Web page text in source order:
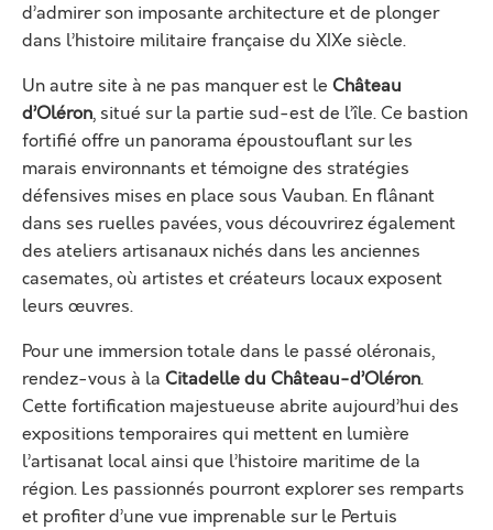
d’admirer son imposante architecture et de plonger
dans l’histoire militaire française du XIXe siècle.
Un autre site à ne pas manquer est le Château
d’Oléron, situé sur la partie sud-est de l’île. Ce bastion
fortifié offre un panorama époustouflant sur les
marais environnants et témoigne des stratégies
défensives mises en place sous Vauban. En flânant
dans ses ruelles pavées, vous découvrirez également
des ateliers artisanaux nichés dans les anciennes
casemates, où artistes et créateurs locaux exposent
leurs œuvres.
Pour une immersion totale dans le passé oléronais,
rendez-vous à la Citadelle du Château-d’Oléron.
Cette fortification majestueuse abrite aujourd’hui des
expositions temporaires qui mettent en lumière
l’artisanat local ainsi que l’histoire maritime de la
région. Les passionnés pourront explorer ses remparts
et profiter d’une vue imprenable sur le Pertuis